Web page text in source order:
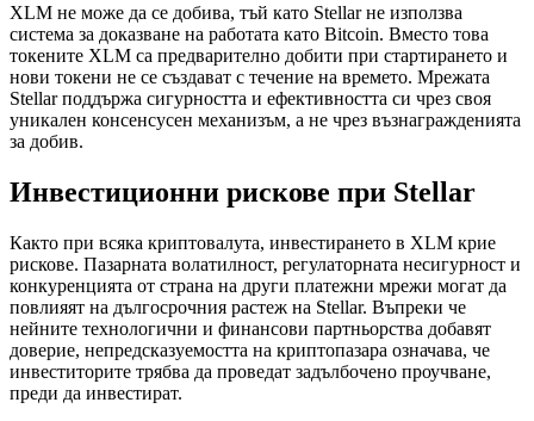
XLM не може да се добива, тъй като Stellar не използва
система за доказване на работата като Bitcoin. Вместо това
токените XLM са предварително добити при стартирането и
нови токени не се създават с течение на времето. Мрежата
Stellar поддържа сигурността и ефективността си чрез своя
уникален консенсусен механизъм, а не чрез възнагражденията
за добив.
Инвестиционни рискове при Stellar
Както при всяка криптовалута, инвестирането в XLM крие
рискове. Пазарната волатилност, регулаторната несигурност и
конкуренцията от страна на други платежни мрежи могат да
повлияят на дългосрочния растеж на Stellar. Въпреки че
нейните технологични и финансови партньорства добавят
доверие, непредсказуемостта на криптопазара означава, че
инвеститорите трябва да проведат задълбочено проучване,
преди да инвестират.